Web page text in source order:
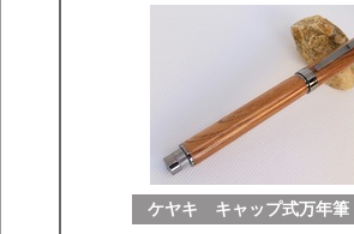
ケヤキ キャップ式万年筆